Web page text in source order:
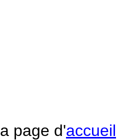
page d'accueil